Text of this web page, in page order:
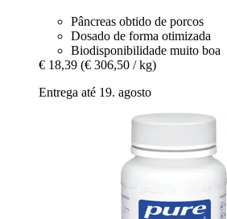
Pâncreas obtido de porcos
Dosado de forma otimizada
Biodisponibilidade muito boa
€ 18,39 (€ 306,50 / kg)
Entrega até 19. agosto